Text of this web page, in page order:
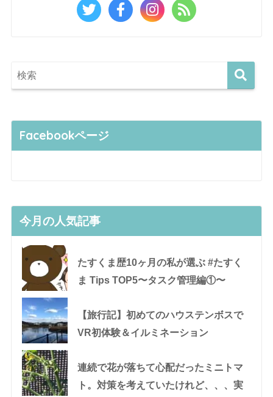
Facebookページ
今月の人気記事
たすくま歴10ヶ月の私が選ぶ #たすく
ま Tips TOP5〜タスク管理編①〜
【旅行記】初めてのハウステンボスで
VR初体験＆イルミネーション
連続で花が落ちて心配だったミニトマ
ト。対策を考えていたけれど、、、実